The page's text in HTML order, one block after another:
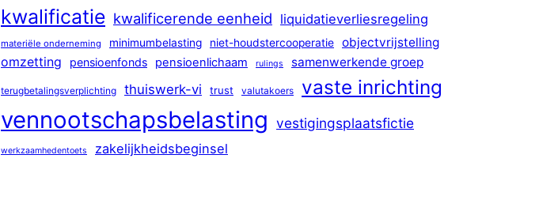
kwalificatie kwalificerende eenheid liquidatieverliesregeling
materiële onderneming minimumbelasting niet-houdstercooperatie objectvrijstelling
omzetting pensioenfonds pensioenlichaam rulings samenwerkende groep
terugbetalingsverplichting thuiswerk-vi trust valutakoers vaste inrichting
vennootschapsbelasting vestigingsplaatsfictie
werkzaamhedentoets zakelijkheidsbeginsel